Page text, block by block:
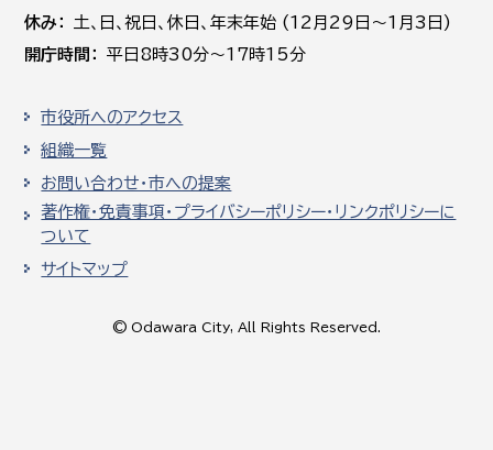
休み
土､日､祝日、休日、年末年始 (12月29日～1月3日)
開庁時間
平日8時30分～17時15分
市役所へのアクセス
組織一覧
お問い合わせ・市への提案
著作権・免責事項・プライバシーポリシー・リンクポリシーに
ついて
サイトマップ
© Odawara City, All Rights Reserved.